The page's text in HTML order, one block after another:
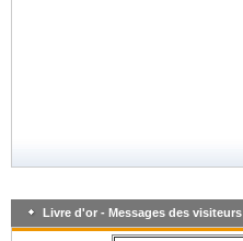
Livre d'or - Messages des visiteurs